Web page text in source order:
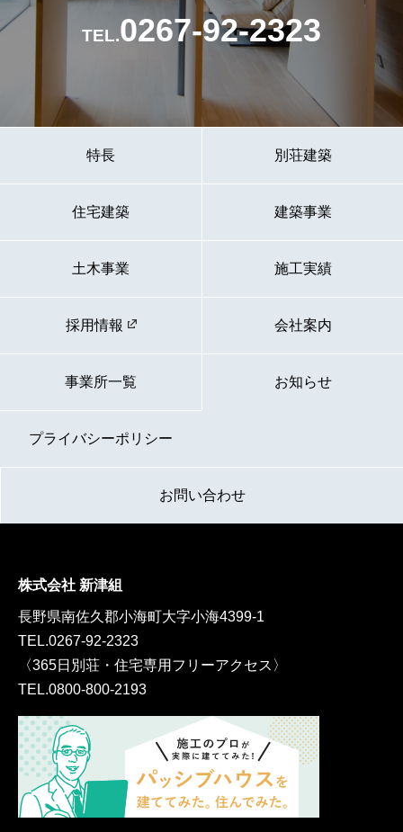
TEL.0267-92-2323
特長 別荘建築
住宅建築 建築事業
土木事業 施工実績
採用情報 会社案内
事業所一覧 お知らせ
プライバシーポリシー
お問い合わせ
株式会社 新津組
長野県南佐久郡小海町大字小海4399-1
TEL.0267-92-2323
〈365日別荘・住宅専用フリーアクセス〉
TEL.0800-800-2193